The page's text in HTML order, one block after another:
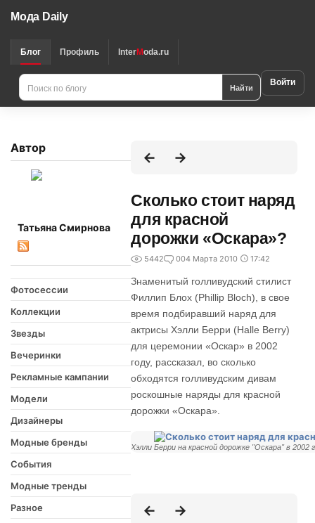
Мода Daily
Блог Профиль InterModa.ru
Найти Войти
Автор
Татьяна Смирнова
Фотосессии
Коллекции
Звезды
Вечеринки
Рекламные кампании
Модели
Дизайнеры
Модные бренды
События
Модные тренды
Разное
Сколько стоит наряд
для красной
дорожки «Оскара»?
5442 004 Марта 2010 17:42
Знаменитый голливудский стилист
Филлип Блох (Phillip Bloch), в свое
время подбиравший наряд для
актрисы Хэлли Берри (Halle Berry)
для церемонии «Оскар» в 2002
году, рассказал, во сколько
обходятся голливудским дивам
роскошные наряды для красной
дорожки «Оскара».
Хэлли Берри на красной дорожке "Оскара" в 2002